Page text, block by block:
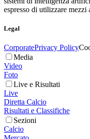
espresso di utilizzare mezzi
Legal
CorporatePrivacy Policy
Media
Video
Foto
Live e Risultati
Live
Diretta Calcio
Risultati e Classifiche
Sezioni
Calcio